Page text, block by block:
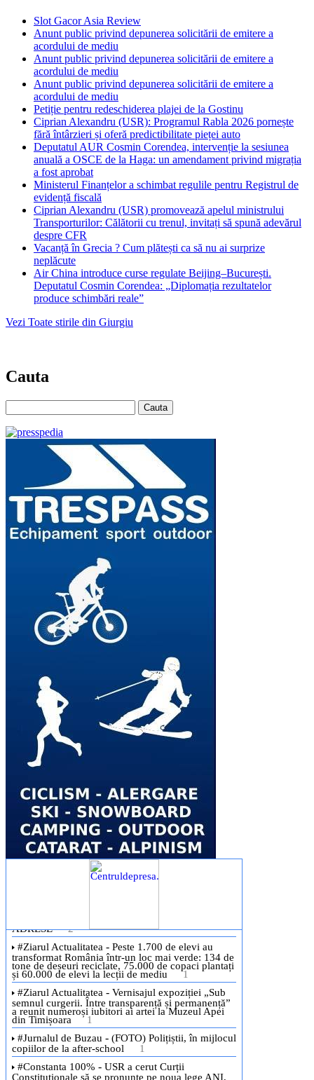
Slot Gacor Asia Review
Anunt public privind depunerea solicitării de emitere a
acordului de mediu
Anunt public privind depunerea solicitării de emitere a
acordului de mediu
Anunt public privind depunerea solicitării de emitere a
acordului de mediu
Petiție pentru redeschiderea plajei de la Gostinu
Ciprian Alexandru (USR): Programul Rabla 2026 pornește
fără întârzieri și oferă predictibilitate pieței auto
Deputatul AUR Cosmin Corendea, intervenție la sesiunea
anuală a OSCE de la Haga: un amendament privind migrația
a fost aprobat
Ministerul Finanțelor a schimbat regulile pentru Registrul de
evidență fiscală
Ciprian Alexandru (USR) promovează apelul ministrului
Transporturilor: Călătorii cu trenul, invitați să spună adevărul
despre CFR
Vacanță în Grecia ? Cum plătești ca să nu ai surprize
neplăcute
Air China introduce curse regulate Beijing–București.
Deputatul Cosmin Corendea: „Diplomația rezultatelor
produce schimbări reale”
Vezi Toate stirile din Giurgiu
Cauta